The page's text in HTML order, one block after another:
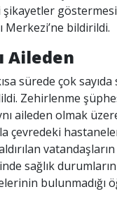
Merkezi’ne bildirildi.
Aileden
sürede çok sayıda
Zehirlenme
aileden olmak
çevredeki
sağlık
bulunmadığı